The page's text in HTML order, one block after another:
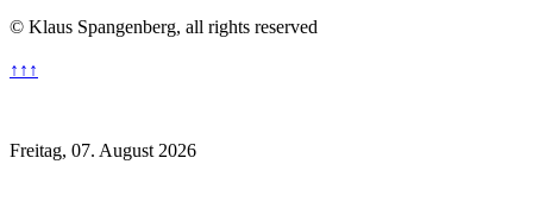
© Klaus Spangenberg, all rights reserved
↑↑↑
Freitag, 07. August 2026